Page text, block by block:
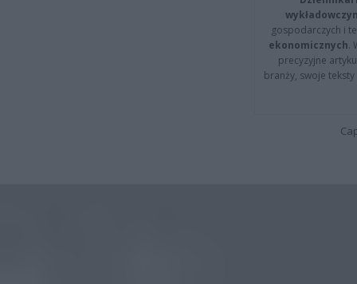
gospodarczych i
ekonomicznych.
precyzyjne
branży, swoje